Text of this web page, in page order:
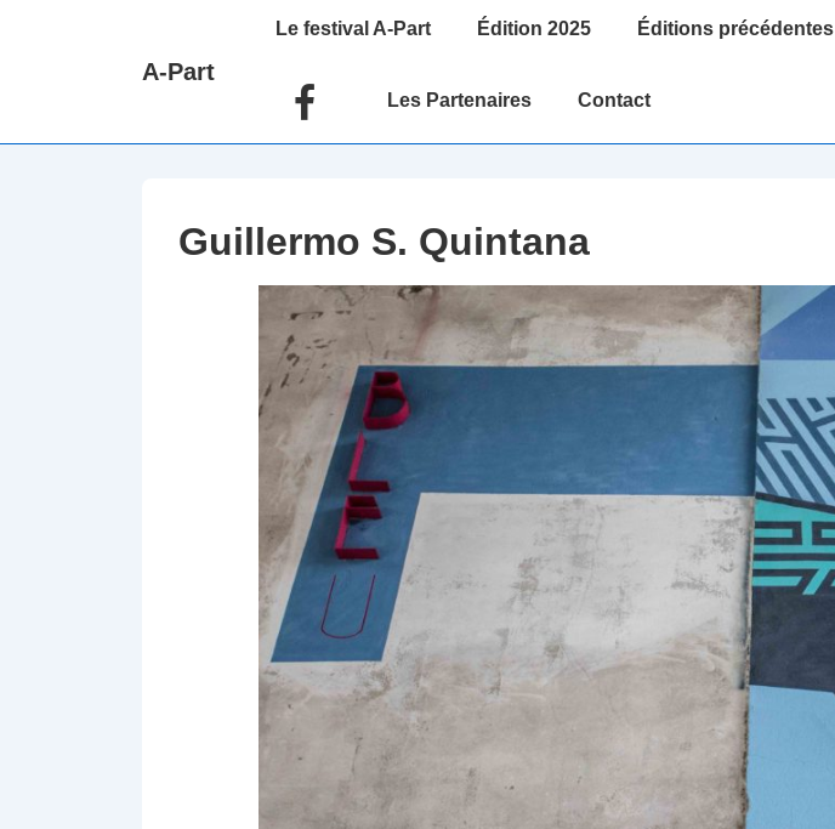
principal
A-Part
Main
Le festival A-Part Édition 2025 Éditions précédentes
Les Partenaires Contact
Guillermo S. Quintana